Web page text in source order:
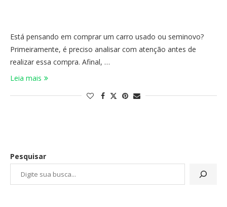
Está pensando em comprar um carro usado ou seminovo?
Primeiramente, é preciso analisar com atenção antes de
realizar essa compra. Afinal, …
Leia mais
Pesquisar